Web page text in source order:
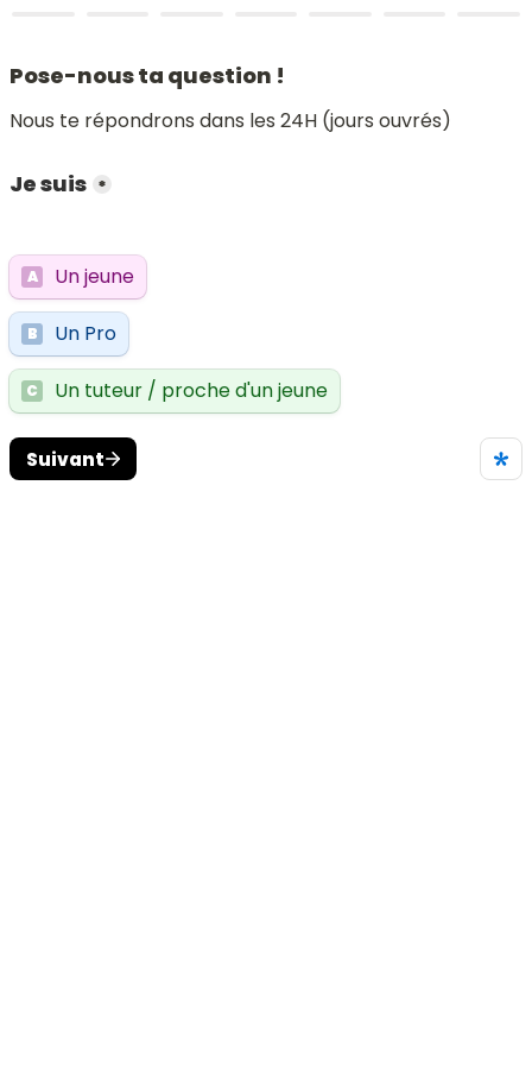
Pose-nous ta question !
Nous te répondrons dans les 24H (jours ouvrés)
Je suis *
A Un jeune
B Un Pro
C Un tuteur / proche d'un jeune
Suivant